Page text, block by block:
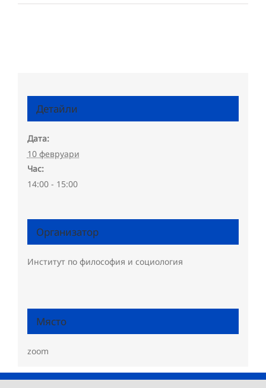
Детайли
Дата:
10 февруари
Час:
14:00 - 15:00
Организатор
Институт по философия и социология
Място
zoom